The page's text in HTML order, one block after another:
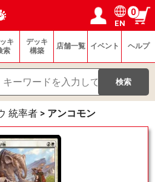
イン／会員登録
ページ
EN
0
キ
索
デッキ
構築
店舗一覧 イベント ヘルプ
統率者 > アンコモン